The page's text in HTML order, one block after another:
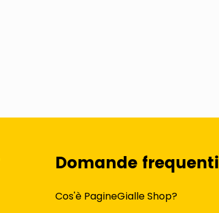
Domande frequenti
Cos'è PagineGialle Shop?